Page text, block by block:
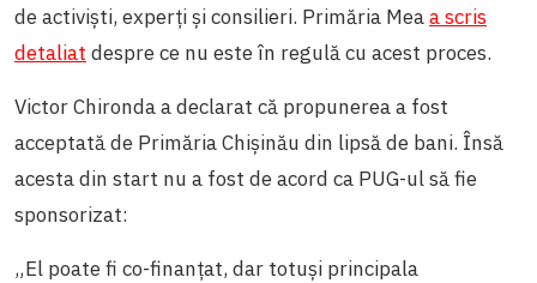
de activiști, experți și consilieri. Primăria Meaa scris
detaliat despre ce nu este în regulă cu acest proces.
Victor Chironda a declarat că propunerea a fost
acceptată de Primăria Chișinău din lipsă de bani. Însă
acesta din start nu a fost de acord ca PUG-ul să fie
sponsorizat:
„El poate fi co-finanțat, dar totuși principala